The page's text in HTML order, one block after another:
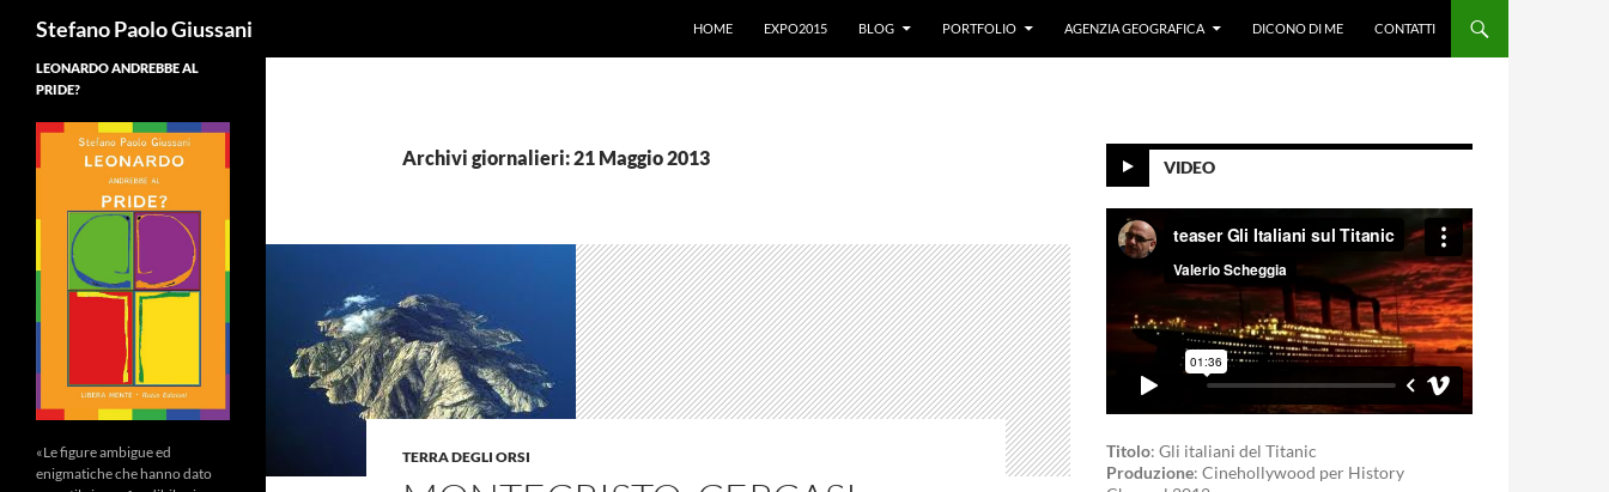
Stefano Paolo Giussani
HOME
EXPO2015 BLOG PORTFOLIO AGENZIA GEOGRAFICA DICONO DI ME CONTATTI
Archivi giornalieri: 21 Maggio 2013
TERRA DEGLI ORSI
VIDEO
Titolo: Gli italiani del Titanic
Produzione: Cinehollywood per History
LEONARDO ANDREBBE AL
PRIDE?
«Le figure ambigue ed
enigmatiche che hanno dato